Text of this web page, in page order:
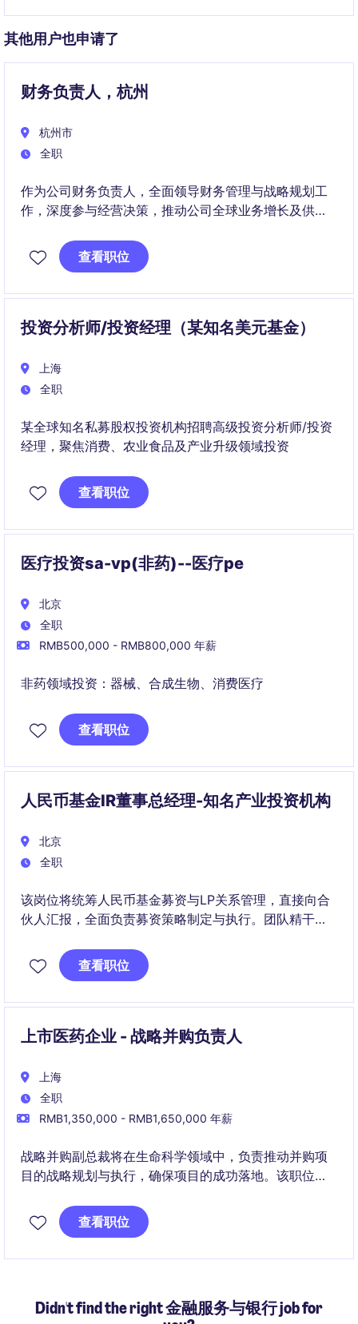
其他用户也申请了
财务负责人，杭州
杭州市
全职
作为公司财务负责人，全面领导财务管理与战略规划工
作，深度参与经营决策，推动公司全球业务增长及供应
查看职位
投资分析师/投资经理（某知名美元基金）
上海
全职
某全球知名私募股权投资机构招聘高级投资分析师/投资
经理，聚焦消费、农业食品及产业升级领域投资
查看职位
医疗投资sa-vp(非药)--医疗pe
北京
全职
RMB500,000 - RMB800,000 年薪
非药领域投资：器械、合成生物、消费医疗
查看职位
人民币基金IR董事总经理-知名产业投资机构
北京
全职
该岗位将统筹人民币基金募资与LP关系管理，直接向合
伙人汇报，全面负责募资策略制定与执行。团队精干、
连接。
查看职位
上市医药企业 - 战略并购负责人
上海
全职
RMB1,350,000 - RMB1,650,000 年薪
战略并购副总裁将在生命科学领域中，负责推动并购项
目的战略规划与执行，确保项目的成功落地。该职位需
查看职位
Didn't find the right 金融服务与银行 job for